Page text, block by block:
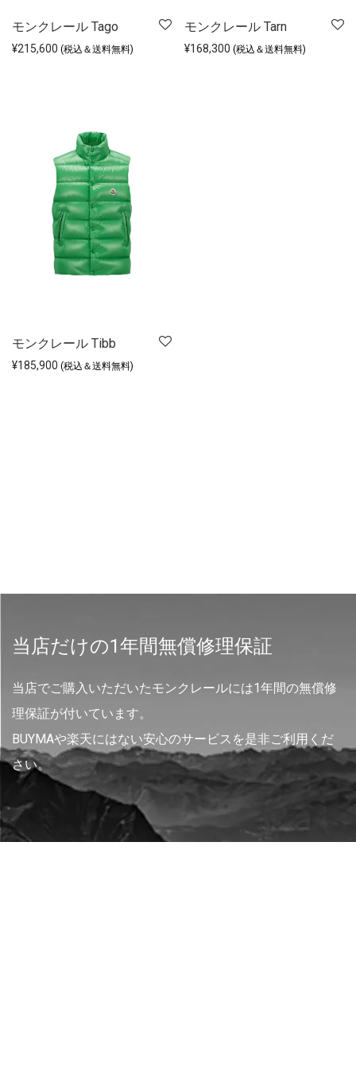
モンクレール Tago
¥215,600 (税込＆送料無料)
モンクレール Tarn
¥168,300 (税込＆送料無料)
モンクレール Tibb
¥185,900 (税込＆送料無料)
当店だけの1年間無償修理保証
当店でご購入いただいたモンクレールには1年間の無償修
理保証が付いています。
BUYMAや楽天にはない安心のサービスを是非ご利用くだ
さい。